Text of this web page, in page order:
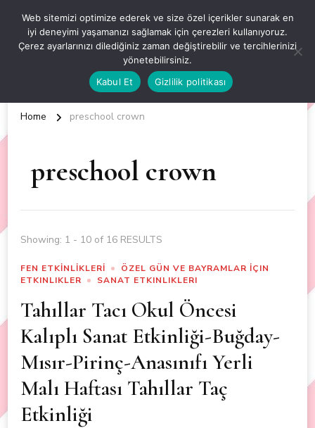
OKUL ÖNCESİ ETKİNLİKLER
EN YENİ VE ÖZGÜN OKUL ÖNCESİ ETKİNLİKLERİ
Home preschool crown
preschool crown
Showing: 1 - 10 of 16 RESULTS
FEN ETKİNLİKLERİ
ÖZEL GÜN VE BAYRAMLAR İÇIN
ETKINLIKLER
SANAT ETKINLIKLERI
Tahıllar Tacı Okul Öncesi
Kalıplı Sanat Etkinliği-Buğday-
Mısır-Pirinç-Anasınıfı Yerli
Malı Haftası Tahıllar Taç
Etkinliği
Web sitemizi optimize ederek ve size özel içerikler sunarak en
iyi deneyimi yaşamanızı sağlamak için çerezleri kullanıyoruz.
Çerez ayarlarınızı dilediğiniz zaman değiştirebilir ve tercihlerinizi
yönetebilirsiniz.
Kabul Et
Gizlilik politikası